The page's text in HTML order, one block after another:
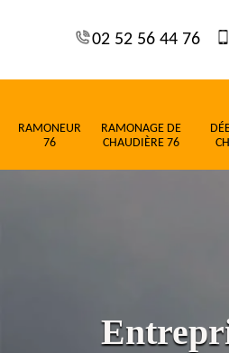
02 52 56 44 76
RAMONEUR
76
RAMONAGE DE
CHAUDIÈRE 76